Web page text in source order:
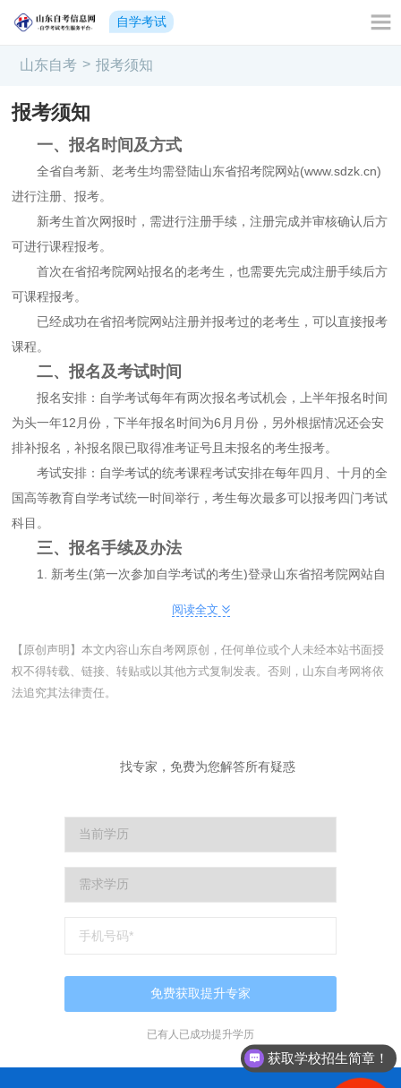
自学考试
山东自考 > 报考须知
报考须知
一、报名时间及方式
全省自考新、老考生均需登陆山东省招考院网站(www.sdzk.cn)
进行注册、报考。
新考生首次网报时，需进行注册手续，注册完成并审核确认后方
可进行课程报考。
首次在省招考院网站报名的老考生，也需要先完成注册手续后方
可课程报考。
已经成功在省招考院网站注册并报考过的老考生，可以直接报考
课程。
二、报名及考试时间
报名安排：自学考试每年有两次报名考试机会，上半年报名时间
为头一年12月份，下半年报名时间为6月月份，另外根据情况还会安
排补报名，补报名限已取得准考证号且未报名的考生报考。
考试安排：自学考试的统考课程考试安排在每年四月、十月的全
国高等教育自学考试统一时间举行，考生每次最多可以报考四门考试
科目。
三、报名手续及办法
1. 新考生(第一次参加自学考试的考生)登录山东省招考院网站自
息，内容包括选择区、县招考办、姓名、性别、身份证号码、报考专
业、联系电话、照片等内容。
(2) 新生审核。区、县招生考试机构负责网上信息确认，确认时
2. 老考生(已有准考证号码但无登录密码的考生)登录山东省招考
3. 老考生(已有准考证号码和登录密码的考生)登录山东省招考院
网站自助完成报名手续。
(1) 报名时，请首先输入“准考证号”和“登录密码”，经系统校验后
误给您带来不必要的麻烦。
(3) 报名信息确认。缴费前，进行报名信息确认，确认后不可更
(4) 网上缴费。报名信息确认后，通过“支付宝”“微信”缴纳报名考
务费。并自行打印《网上报名确认单》,该确认单作为报考成功的唯
阅读全文
【原创声明】本文内容山东自考网原创，任何单位或个人未经本站书面授
权不得转载、链接、转贴或以其他方式复制发表。否则，山东自考网将依
法追究其法律责任。
找专家，免费为您解答所有疑惑
已有人已成功提升学历
获取学校招生简章！